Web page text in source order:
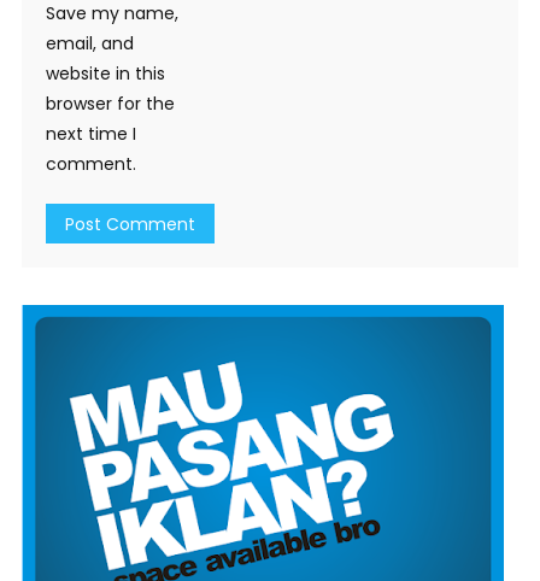
Save my name,
email, and
website in this
browser for the
next time I
comment.